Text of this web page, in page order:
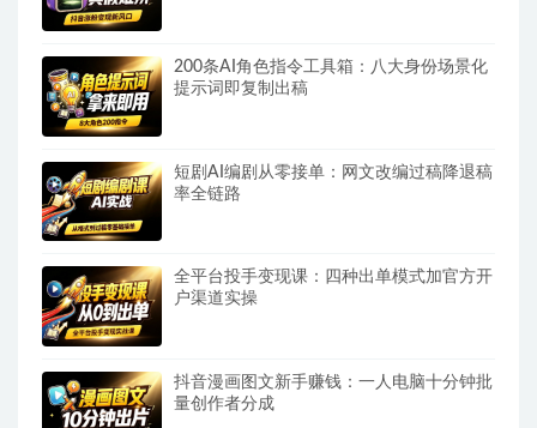
200条AI角色指令工具箱：八大身份场景化
提示词即复制出稿
短剧AI编剧从零接单：网文改编过稿降退稿
率全链路
全平台投手变现课：四种出单模式加官方开
户渠道实操
抖音漫画图文新手赚钱：一人电脑十分钟批
量创作者分成